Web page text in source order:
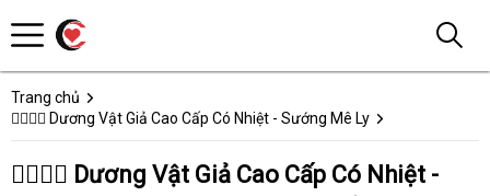
Trang chủ
👩‍❤️‍💋‍👨 Dương Vật Giả Cao Cấp Có Nhiệt - Sướng Mê Ly
👩‍❤️‍💋‍👨 Dương Vật Giả Cao Cấp Có Nhiệt -